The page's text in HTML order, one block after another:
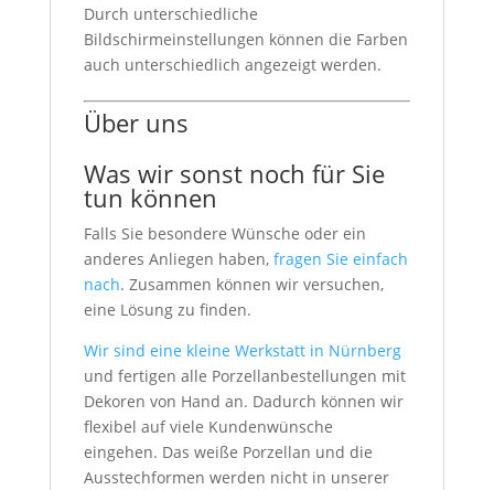
Durch unterschiedliche
Bildschirmeinstellungen können die Farben
auch unterschiedlich angezeigt werden.
Über uns
Was wir sonst noch für Sie
tun können
Falls Sie besondere Wünsche oder ein
anderes Anliegen haben, fragen Sie einfach
nach. Zusammen können wir versuchen,
eine Lösung zu finden.
Wir sind eine kleine Werkstatt in Nürnberg
und fertigen alle Porzellanbestellungen mit
Dekoren von Hand an. Dadurch können wir
flexibel auf viele Kundenwünsche
eingehen. Das weiße Porzellan und die
Ausstechformen werden nicht in unserer